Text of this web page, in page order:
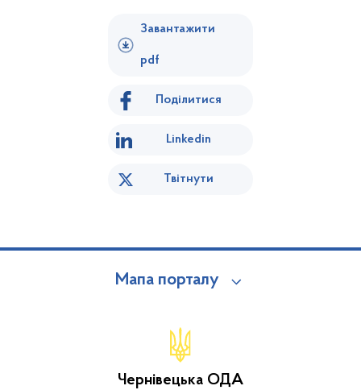
Завантажити
pdf
Поділитися
Linkedin
Твітнути
Мапа порталу
Чернівецька ОДА